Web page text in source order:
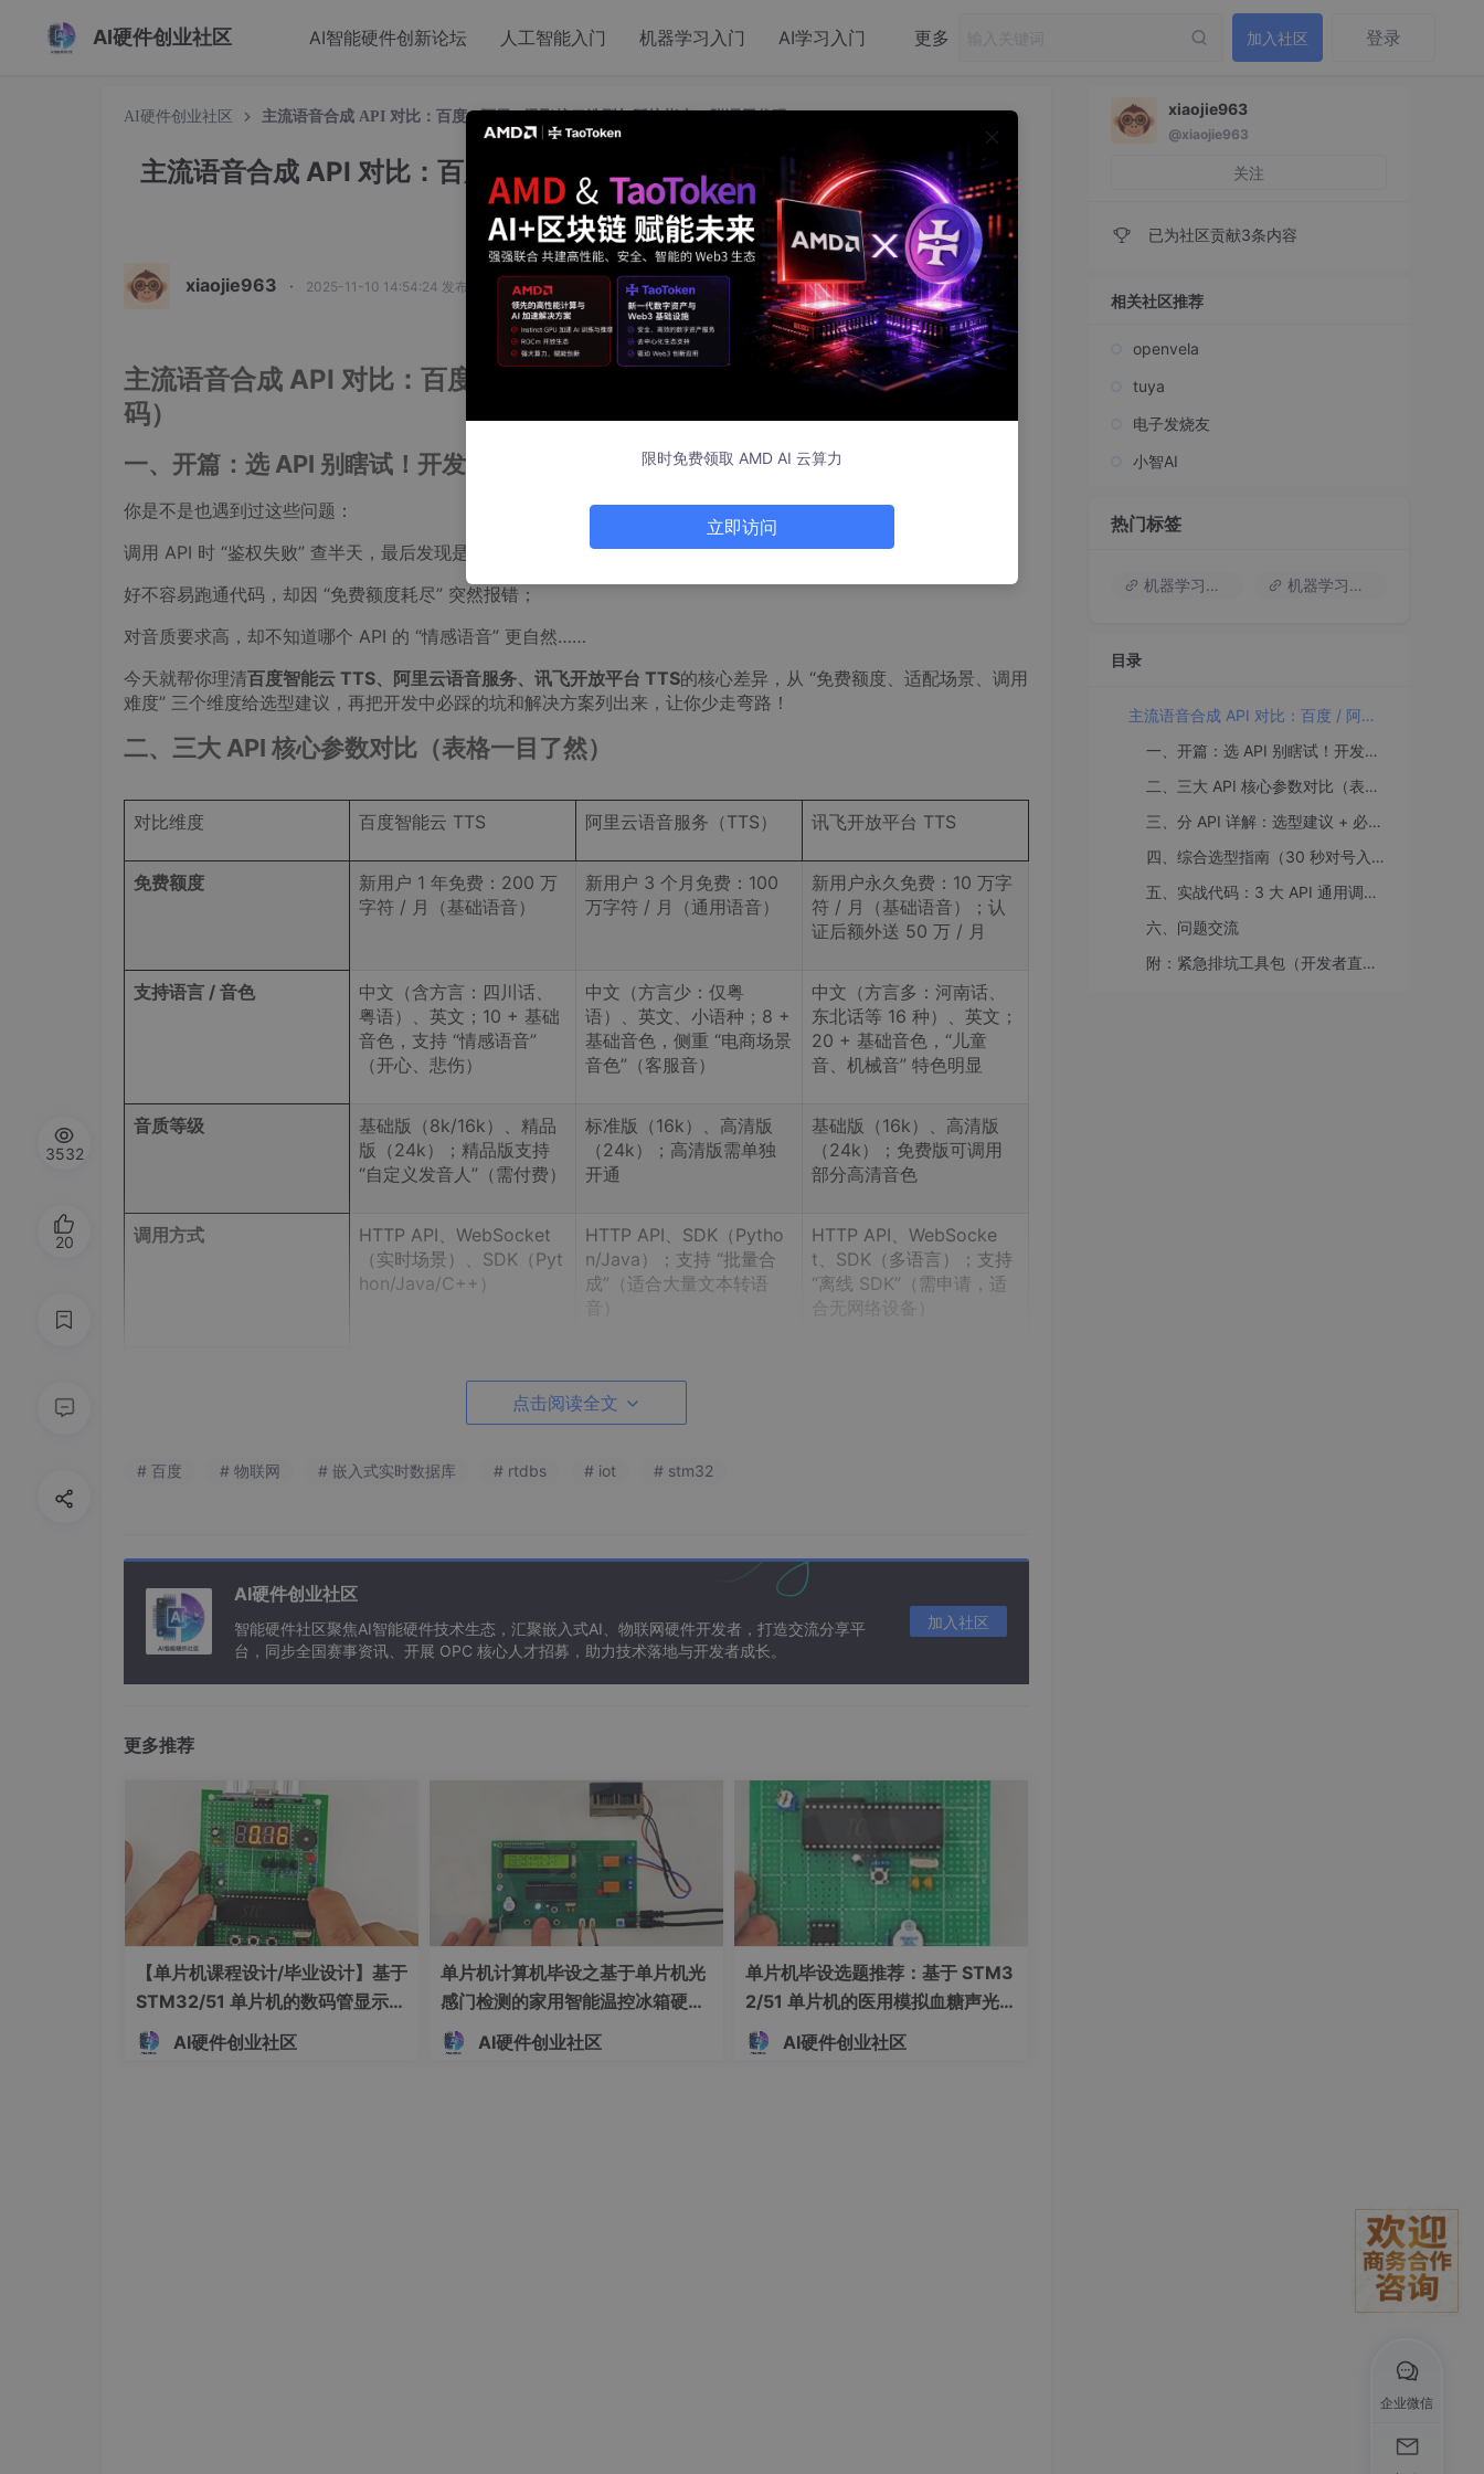
AI硬件创业社区 AI智能硬件创新论坛 人工智能入门 机器学习入门 AI学习入门 更多 加入社区 登录
AI硬件创业社区 主流语音合成 API 对比：百度 / 阿里 / 讯飞接口选型与踩坑指南（附调用代码）
主流语音合成 API 对比：百度 / 阿里 / 讯飞接口选型与踩坑指南（附调用代
码）
xiaojie963 · 2025-11-10 14:54:24 发布
主流语音合成 API 对比：百度 / 阿里 / 讯飞接口选型与踩坑指南（附调用代
码）
一、开篇：选 API 别瞎试！开发者常踩的 3 个坑
你是不是也遇到过这些问题：
调用 API 时 “鉴权失败” 查半天，最后发现是密钥格式错了；
好不容易跑通代码，却因 “免费额度耗尽” 突然报错；
对音质要求高，却不知道哪个 API 的 “情感语音” 更自然……
今天就帮你理清百度智能云 TTS、阿里云语音服务、讯飞开放平台 TTS的核心差异，从 “免费额度、适配场景、调用
难度” 三个维度给选型建议，再把开发中必踩的坑和解决方案列出来，让你少走弯路！
二、三大 API 核心参数对比（表格一目了然）
对比维度 百度智能云 TTS 阿里云语音服务（TTS） 讯飞开放平台 TTS
免费额度
新用户 1 年免费：200 万
字符 / 月（基础语音）
新用户 3 个月免费：100
万字符 / 月（通用语音）
新用户永久免费：10 万字
符 / 月（基础语音）；认
证后额外送 50 万 / 月
支持语言 / 音色
中文（含方言：四川话、
粤语）、英文；10 + 基础
音色，支持 “情感语音”
（开心、悲伤）
中文（方言少：仅粤
语）、英文、小语种；8 +
基础音色，侧重 “电商场景
音色”（客服音）
中文（方言多：河南话、
东北话等 16 种）、英文；
20 + 基础音色，“儿童
音、机械音” 特色明显
音质等级
基础版（8k/16k）、精品
版（24k）；精品版支持
“自定义发音人”（需付费）
标准版（16k）、高清版
（24k）；高清版需单独
开通
基础版（16k）、高清版
（24k）；免费版可调用
部分高清音色
调用方式
HTTP API、WebSocket
（实时场景）、SDK（Pyt
hon/Java/C++）
HTTP API、SDK（Pytho
n/Java）；支持 “批量合
成”（适合大量文本转语
音）
HTTP API、WebSocke
t、SDK（多语言）；支持
“离线 SDK”（需申请，适
合无网络设备）
新手易上手；支持 “语音合
成 + 语音识别” 联动
搭配 ECS、物联网平
台）；批量合成效率高
典型适配场景
智能音箱、APP 语音提
电商平台订单播报、批量
价格（超免费额度后）
符；精品版：1.5 元 / 万字
符
符；高清版：1.2 元 / 万字
符
基础版：0.3 元 / 万字
符；高清版：1.0 元 / 万字
三、分 API 详解：选型建议 + 必踩坑解决方案
1. 百度智能云 TTS—— 新手首选，免费额度管够
选型建议：
适合人群：零基础开发者、需要长期免费测试的项目（1 年 200 万字符 / 月，够中小项目用）；
优先场景：中文播报（无方言需求）、需要情感语音的场景（如 APP 的 “成功提示音” 用开心音色）。
必踩坑与解决方案：
常见问题 原因分析 解决方案
点击阅读全文
# 百度 # 物联网 # 嵌入式实时数据库 # rtdbs # iot # stm32
AI硬件创业社区
智能硬件社区聚焦AI智能硬件技术生态，汇聚嵌入式AI、物联网硬件开发者，打造交流分享平
台，同步全国赛事资讯、开展 OPC 核心人才招募，助力技术落地与开发者成长。
加入社区
更多推荐
【单片机课程设计/毕业设计】基于
STM32/51 单片机的数码管显示距
离报警硬件系统设计 基于 51/STM
32 单片机的车载简易超声测距报
AI硬件创业社区
单片机计算机毕设之基于单片机光
感门检测的家用智能温控冰箱硬件
系统设计 基于单片机的双路温度实
时显示与自动制冷调控装置开发
AI硬件创业社区
单片机毕设选题推荐：基于 STM3
2/51 单片机的医用模拟血糖声光提
醒设备开发 单片机驱动 LCD1602
的模拟血糖上下限报警系统设计
AI硬件创业社区
3532
20
xiaojie963
@xiaojie963
关注
已为社区贡献3条内容
相关社区推荐
openvela
tuya
电子发烧友
小智AI
热门标签
机器学习入门 机器学习基础知识
目录
主流语音合成 API 对比：百度 / 阿里 / 讯飞接口选型与踩坑指南（附调用代码）
一、开篇：选 API 别瞎试！开发者常踩的 3 个坑
二、三大 API 核心参数对比（表格一目了然）
三、分 API 详解：选型建议 + 必踩坑解决方案
四、综合选型指南（30 秒对号入座）
五、实战代码：3 大 API 通用调用模板（Python）
六、问题交流
附：紧急排坑工具包（开发者直接用）
企业微信
限时免费领取 AMD AI 云算力
立即访问